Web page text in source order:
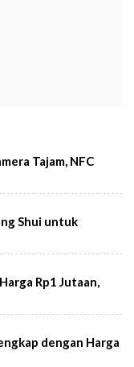
Tajam, NFC
Shui untuk
Rp1 Jutaan,
dengan Harga